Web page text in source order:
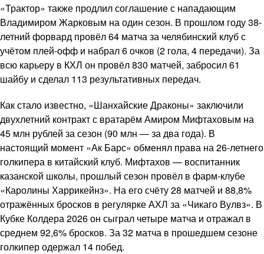
«Трактор» также продлил соглашение с нападающим
Владимиром Жарковым на один сезон. В прошлом году 38-
летний форвард провёл 64 матча за челябинский клуб с
учётом плей-офф и набрал 6 очков (2 гола, 4 передачи). За
всю карьеру в КХЛ он провёл 830 матчей, забросил 61
шайбу и сделал 113 результативных передач.
Как стало известно, «Шанхайские Драконы» заключили
двухлетний контракт с вратарём Амиром Мифтаховым на
45 млн рублей за сезон (90 млн — за два года). В
настоящий момент «Ак Барс» обменял права на 26-летнего
голкипера в китайский клуб. Мифтахов — воспитанник
казанской школы, прошлый сезон провёл в фарм-клубе
«Каролины Харрикейнз». На его счёту 28 матчей и 88,8%
отражённых бросков в регулярке АХЛ за «Чикаго Вулвз». В
Кубке Колдера 2026 он сыграл четыре матча и отражал в
среднем 92,6% бросков. За 32 матча в прошедшем сезоне
голкипер одержал 14 побед.